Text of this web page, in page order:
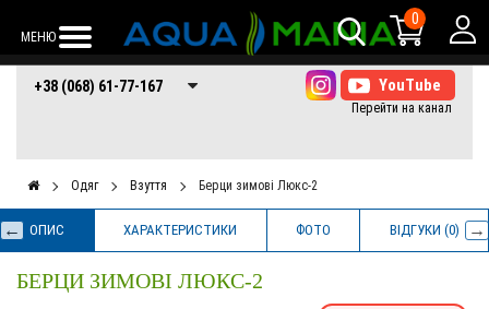
МЕНЮ
0
+38 (068) 61-77-
167
+38 (066) 61-77-+38 (073) 61-77-
167
+38 (068) 61-77-167
Одяг Взуття Берци зимові Люкс-2
ОПИС ХАРАКТЕРИСТИКИ ФОТО ВІДГУКИ (0)
БЕРЦИ ЗИМОВІ ЛЮКС-2